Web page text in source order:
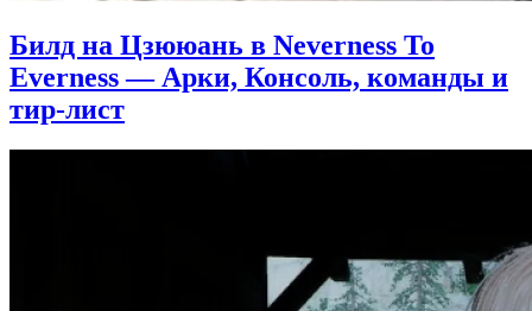
Билд на Цзююань в Neverness To
Everness — Арки, Консоль, команды и
тир-лист